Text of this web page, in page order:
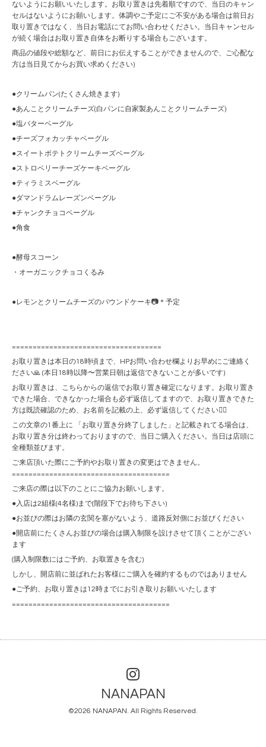
ないようにお願いいたします。お取り置きは先着順ですので、当日のキャン
セルはないようにお願いします。体調やご予定にご不安がある場合は前日お
取り置きではなく、当日お電話にてお問い合わせください。当日キャンセル
が続く場合はお取り置き自体をお断りする場合もございます。
商品の値段や総額など、前日にお伝えすることができませんので、ご心配な
方は当日見てからお買い求めください)
●クリームパン(たくさん焼きます)
●あんことクリームチーズ(白パンに自家製あんことクリームチーズ)
●塩バターベーグル
●チーズフォカッチャベーグル
●スイートポテトクリームチーズベーグル
●ストロベリーチーズケーキベーグル
●ティラミスベーグル
●ダマンドラムレーズンベーグル
●チャンクチョコベーグル
●角食
●酵母スコーン
・オーガニックチョコくるみ
●レモンとクリームチーズのパウンドケーキ📷＊予定
====================================
お取り置きは本日の18時頃まで、HPお問い合わせ欄よりお早めにご連絡く
ださい🙏 (本日18時以降〜営業日朝は返信できないことが多いです)
お取り置きは、こちらからの返信でお取り置き確定になります。お取り置き
できた場合、できなかった場合も必ず返信してますので、お取り置きできた
方は既読確認のため、お名前を記載の上、必ず返信してください🙇‍♀️
この文章の1番上に 「お取り置き分終了しました」と記載されてる場合は、
お取り置き分は終わっておりますので、当日ご購入ください。当日は店頭に
全種類並びます。
ご来店頂いた際にご予約やお取り置きの変更はできません。
======================================
ご来店の際は以下のことにご協力お願いします。
●入店は2組様(4名様)まで(階段下でお待ち下さい)
●お並びの際はお隣の玄関を塞がないよう、道路反対側にお並びください
●開店前にたくさんお並びの場合は購入制限を設けさせて頂くことがござい
ます
(購入制限数にはご予約、お取置きを含む)
しかし、開店前に並ばれたお客様にご購入を確約するものではありません
●ご予約、お取り置きは12時までにお引き取りお願いいたします
======================================
NANAPAN
©2026 NANAPAN . All Rights Reserved.